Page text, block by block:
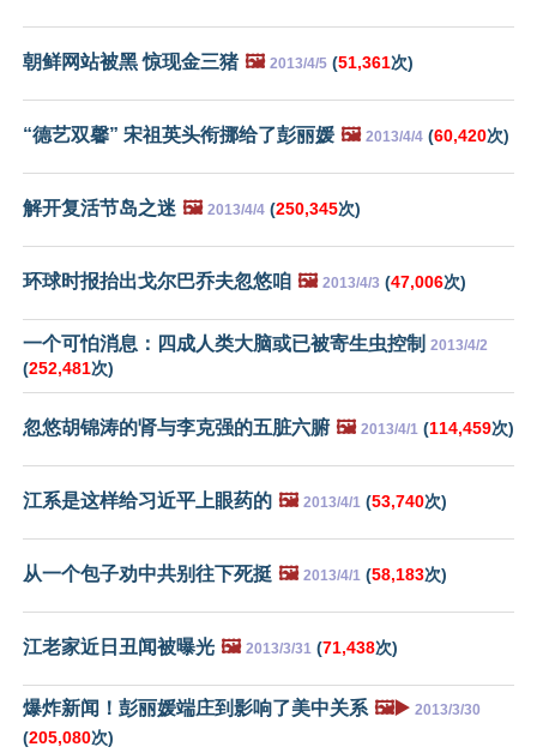
朝鲜网站被黑 惊现金三猪 🖼️ 2013/4/5 (51,361次)
“德艺双馨” 宋祖英头衔挪给了彭丽媛 🖼️ 2013/4/4 (60,420次)
解开复活节岛之迷 🖼️ 2013/4/4 (250,345次)
环球时报抬出戈尔巴乔夫忽悠咱 🖼️ 2013/4/3 (47,006次)
一个可怕消息：四成人类大脑或已被寄生虫控制 2013/4/2
(252,481次)
忽悠胡锦涛的肾与李克强的五脏六腑 🖼️ 2013/4/1 (114,459次)
江系是这样给习近平上眼药的 🖼️ 2013/4/1 (53,740次)
从一个包子劝中共别往下死挺 🖼️ 2013/4/1 (58,183次)
江老家近日丑闻被曝光 🖼️ 2013/3/31 (71,438次)
爆炸新闻！彭丽媛端庄到影响了美中关系 🖼️▶️ 2013/3/30
(205,080次)